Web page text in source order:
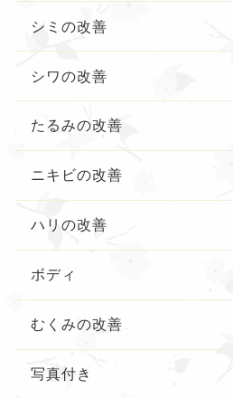
シミの改善
シワの改善
たるみの改善
ニキビの改善
ハリの改善
ボディ
むくみの改善
写真付き